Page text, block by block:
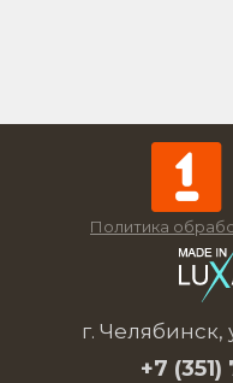
Политика
г. Челябинск,
+7 (351)